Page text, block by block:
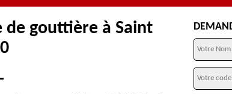
de gouttière à Saint